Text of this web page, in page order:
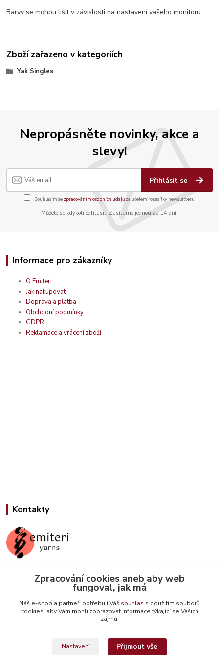
Barvy se mohou lišit v závislosti na nastavení vašeho monitoru.
Zboží zařazeno v kategoriích
Yak Singles
Nepropásněte novinky, akce a
slevy!
Přihlásit se
Souhlasím se zpracováním osobních údajůza účelem rozesílky newsletteru.
Můžete se kdykoli odhlásit. Zasíláme jednou za 14 dní.
Informace pro zákazníky
O Emiteri
Jak nakupovat
Doprava a platba
Obchodní podmínky
GDPR
Reklamace a vrácení zboží
Kontakty
Jana Slámová
+420 608 507 824
info@emiteriyarns.cz
Zpracování cookies aneb aby web
fungoval, jak má
Náš e-shop a partneři potřebují Váš souhlas s použitím souborů
cookies, aby Vám mohli zobrazovat informace týkající se Vašich
zájmů.
Nastavení Přijmout vše